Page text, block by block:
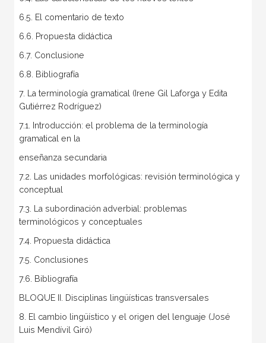
6.5. El comentario de texto
6.6. Propuesta didáctica
6.7. Conclusione
6.8. Bibliografía
7. La terminología gramatical (Irene Gil Laforga y Edita
Gutiérrez Rodríguez)
7.1. Introducción: el problema de la terminología
gramatical en la
enseñanza secundaria
7.2. Las unidades morfológicas: revisión terminológica y
conceptual
7.3. La subordinación adverbial: problemas
terminológicos y conceptuales
7.4. Propuesta didáctica
7.5. Conclusiones
7.6. Bibliografía
BLOQUE II. Disciplinas lingüísticas transversales
8. El cambio lingüístico y el origen del lenguaje (José
Luis Mendívil Giró)